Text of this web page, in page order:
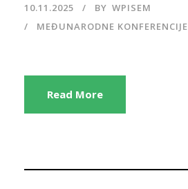
10.11.2025 BY WPISEM
MEĐUNARODNE KONFERENCIJE
Read More